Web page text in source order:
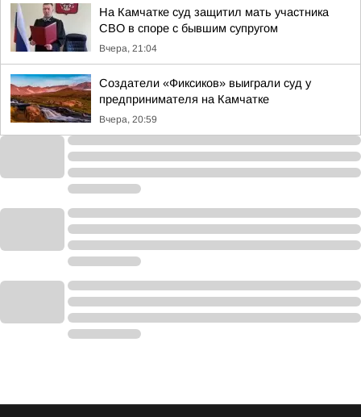
На Камчатке суд защитил мать участника
СВО в споре с бывшим супругом
Вчера, 21:04
Создатели «Фиксиков» выиграли суд у
предпринимателя на Камчатке
Вчера, 20:59